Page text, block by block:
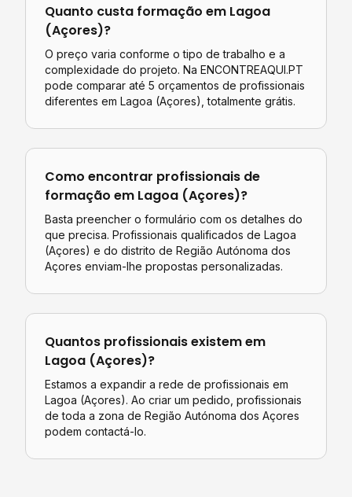
Quanto custa formação em Lagoa
(Açores)?
O preço varia conforme o tipo de trabalho e a
complexidade do projeto. Na ENCONTREAQUI.PT
pode comparar até 5 orçamentos de profissionais
diferentes em Lagoa (Açores) , totalmente grátis.
Como encontrar profissionais de
formação em Lagoa (Açores)?
Basta preencher o formulário com os detalhes do
que precisa. Profissionais qualificados de Lagoa
(Açores) e do distrito de Região Autónoma dos
Açores enviam-lhe propostas personalizadas.
Quantos profissionais existem em
Lagoa (Açores)?
Estamos a expandir a rede de profissionais em
Lagoa (Açores). Ao criar um pedido, profissionais
de toda a zona de Região Autónoma dos Açores
podem contactá-lo.